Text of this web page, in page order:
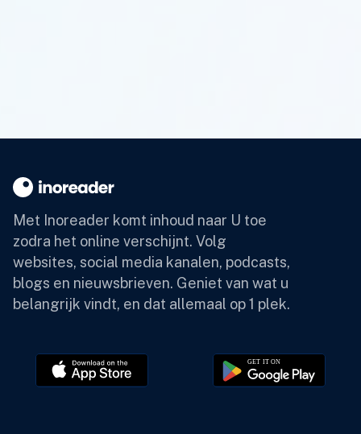
Met Inoreader komt inhoud naar U toe
zodra het online verschijnt. Volg
websites, social media kanalen, podcasts,
blogs en nieuwsbrieven. Geniet van wat u
belangrijk vindt, en dat allemaal op 1 plek.